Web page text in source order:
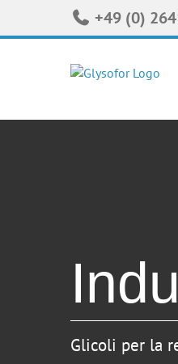
content
+49 (0)
Glicoli per la